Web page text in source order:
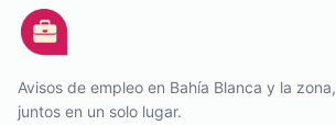
Avisos de empleo en Bahía Blanca y la zona,
juntos en un solo lugar.